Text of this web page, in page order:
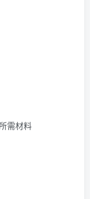
需材料